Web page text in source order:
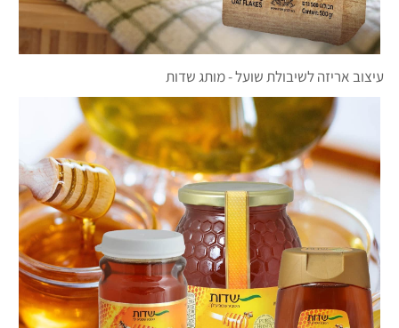
עיצוב אריזה לשיבולת שועל - מותג שדות